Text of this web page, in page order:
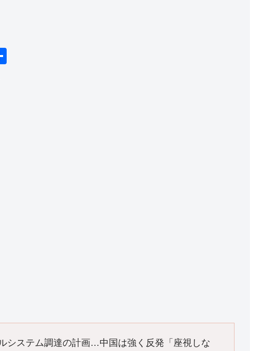
システム調達の計画…中国は強く反発「座視しな